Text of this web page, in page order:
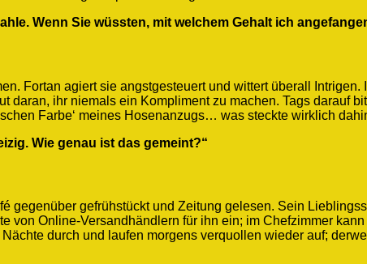
Wenn Sie wüssten, mit welchem Gehalt ich
Fortan agiert sie angstgesteuert und wittert überall
daran, ihr niemals ein Kompliment zu machen. Tags darauf
Farbe‘ meines Hosenanzugs… was steckte wirklich
Wie genau ist das gemeint?“
gegenüber gefrühstückt und Zeitung gelesen. Sein
von Online-Versandhändlern für ihn ein; im Chefzimmer
durch und laufen morgens verquollen wieder auf;